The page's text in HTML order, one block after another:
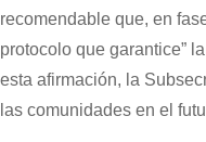
recomendable que, en
protocolo que garantice”
esta afirmación, la
las comunidades en el